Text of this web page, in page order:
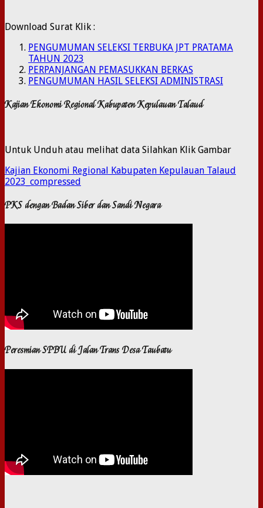
Download Surat Klik :
PENGUMUMAN SELEKSI TERBUKA JPT PRATAMA
TAHUN 2023
PERPANJANGAN PEMASUKKAN BERKAS
PENGUMUMAN HASIL SELEKSI ADMINISTRASI
Kajian Ekonomi Regional Kabupaten Kepulauan Talaud
Untuk Unduh atau melihat data Silahkan Klik Gambar
Kajian Ekonomi Regional Kabupaten Kepulauan Talaud
2023_compressed
PKS dengan Badan Siber dan Sandi Negara
Peresmian SPBU di Jalan Trans Desa Taubatu